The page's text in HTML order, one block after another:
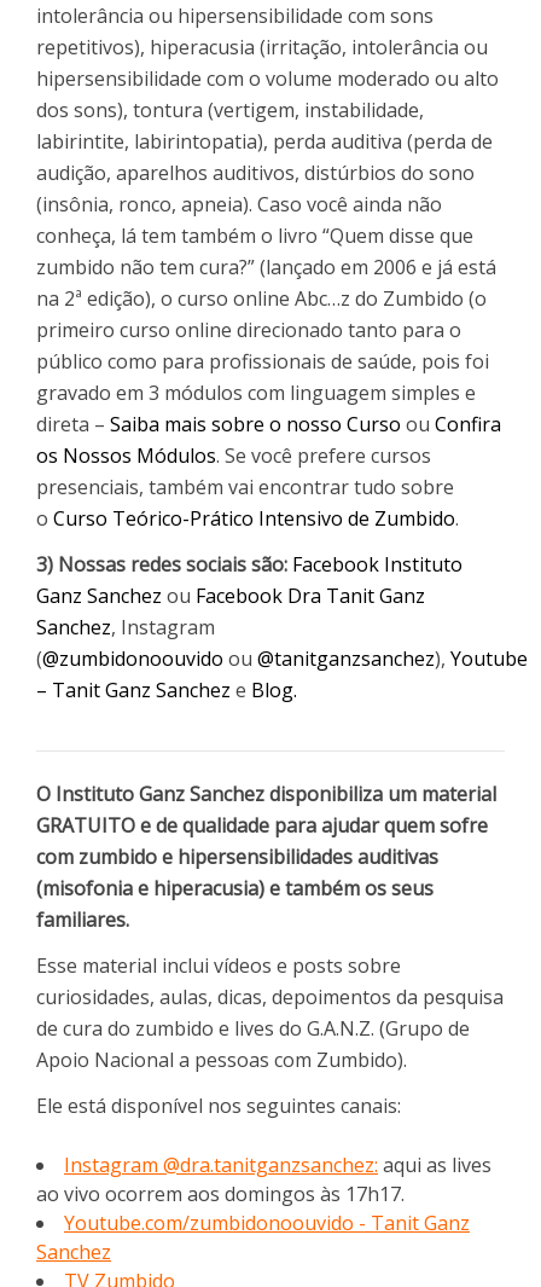
intolerância ou hipersensibilidade com sons
repetitivos), hiperacusia (irritação, intolerância ou
hipersensibilidade com o volume moderado ou alto
dos sons), tontura (vertigem, instabilidade,
labirintite, labirintopatia), perda auditiva (perda de
audição, aparelhos auditivos, distúrbios do sono
(insônia, ronco, apneia). Caso você ainda não
conheça, lá tem também o livro “Quem disse que
zumbido não tem cura?” (lançado em 2006 e já está
na 2ª edição), o curso online Abc…z do Zumbido (o
primeiro curso online direcionado tanto para o
público como para profissionais de saúde, pois foi
gravado em 3 módulos com linguagem simples e
direta – Saiba mais sobre o nosso Curso ou Confira
os Nossos Módulos. Se você prefere cursos
presenciais, também vai encontrar tudo sobre
o Curso Teórico-Prático Intensivo de Zumbido.
3) Nossas redes sociais são: Facebook Instituto
Ganz Sanchez ou Facebook Dra Tanit Ganz
Sanchez, Instagram
(@zumbidonoouvido ou @tanitganzsanchez), Youtube
– Tanit Ganz Sanchez e Blog.
O Instituto Ganz Sanchez disponibiliza um material
GRATUITO e de qualidade para ajudar quem sofre
com zumbido e hipersensibilidades auditivas
(misofonia e hiperacusia) e também os seus
familiares.
Esse material inclui vídeos e posts sobre
curiosidades, aulas, dicas, depoimentos da pesquisa
de cura do zumbido e lives do G.A.N.Z. (Grupo de
Apoio Nacional a pessoas com Zumbido).
Ele está disponível nos seguintes canais:
Instagram @dra.tanitganzsanchez: aqui as lives
ao vivo ocorrem aos domingos às 17h17.
Youtube.com/zumbidonoouvido - Tanit Ganz
Sanchez
TV Zumbido